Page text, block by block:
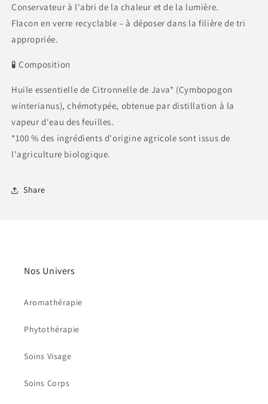
Conservateur à l'abri de la chaleur et de la lumière.
Flacon en verre recyclable – à déposer dans la filière de tri
appropriée.
🧪 Composition
Huile essentielle de Citronnelle de Java* (Cymbopogon
winterianus), chémotypée, obtenue par distillation à la
vapeur d'eau des feuilles.
*100 % des ingrédients d'origine agricole sont issus de
l'agriculture biologique.
Share
Nos Univers
Aromathérapie
Phytothérapie
Soins Visage
Soins Corps